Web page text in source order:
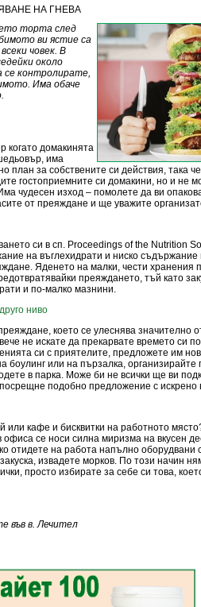
НА ГНЕВА
торта след
ви ястие са
човек. В
около
се контролирате,
Има обаче
когато домакинята
има
план за собствените си действия, така че
гостоприемните си домакини, но и не
чудесен изход – помолете да ви
от преяждане и ще уважите
си в сп. Proceedings of the Nutrition
на въглехидрати и ниско
Яденето на малки, чести хранения
преяждането, тъй като
и по-малко мазнини.
ниво
което се улеснява значително
не искате да прекарвате времето си
си с приятелите, предложете им
боулинг или на пързалка,
в парка. Може би не всички ще ви
подобно предложение с
или кафе и бисквитки на работното
офиса се носи силна миризма на вкусен
отидете на работа напълно оборудвани
извадете морков. По този начин
просто избирате за себе си това,
във в. Лечител